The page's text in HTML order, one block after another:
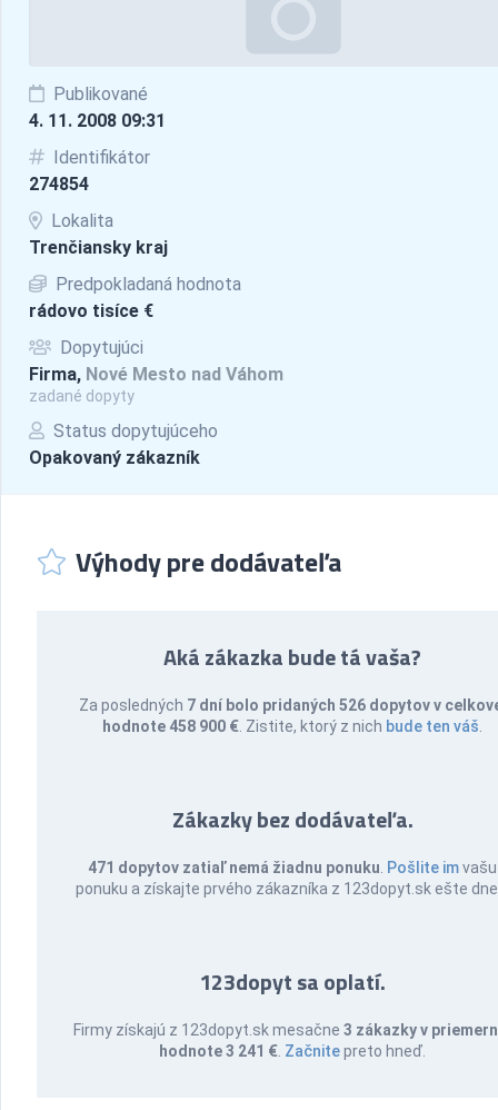
Publikované
4. 11. 2008 09:31
Identifikátor
274854
Lokalita
Trenčiansky kraj
Predpokladaná hodnota
rádovo tisíce €
Dopytujúci
Firma, Nové Mesto nad Váhom
zadané dopyty
Status dopytujúceho
Opakovaný zákazník
Výhody pre dodávateľa
Aká zákazka bude tá vaša?
Za posledných 7 dní bolo pridaných 526 dopytov v
hodnote 458 900 € . Zistite, ktorý z nich bude ten váš
Zákazky bez dodávateľa.
471 dopytov zatiaľ nemá žiadnu ponuku Pošlite imvašu
ponuku a získajte prvého zákazníka z 123dopyt.sk ešte
123dopyt sa oplatí.
Firmy získajú z 123dopyt.sk mesačne3 zákazky v
hodnote 3 241 € Začnitepreto hneď.